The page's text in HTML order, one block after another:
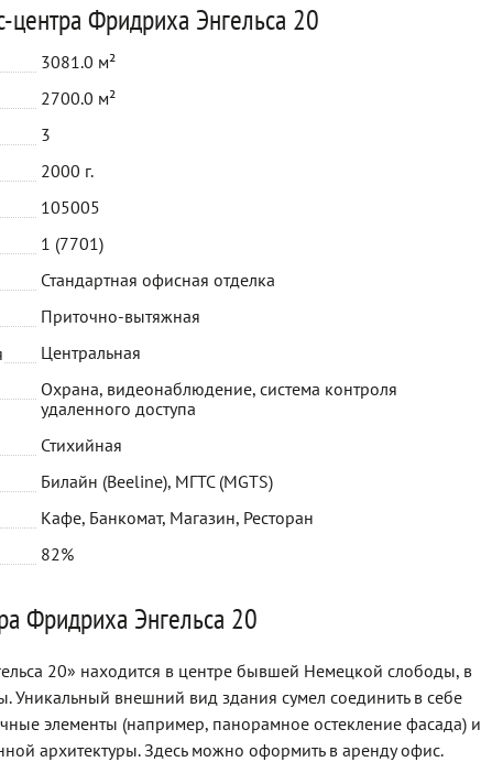
центра Фридриха Энгельса 20
3081.0 м²
2700.0 м²
3
2000 г.
105005
1 (7701)
Стандартная офисная отделка
Приточно-вытяжная
Центральная
Охрана, видеонаблюдение, система контроля
удаленного доступа
Стихийная
Билайн (Beeline), МГТС (MGTS)
Кафе, Банкомат, Магазин, Ресторан
82%
Фридриха Энгельса 20
20» находится в центре бывшей Немецкой слободы, в
Уникальный внешний вид здания сумел соединить в себе
элементы (например, панорамное остекление фасада) и
архитектуры. Здесь можно оформить в аренду офис.